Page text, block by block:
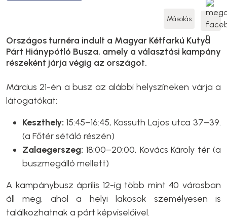
Másolás
Országos turnéra indult a Magyar Kétfarkú Kutya
Párt Hiánypótló Busza, amely a választási kampány
részeként járja végig az országot.
Március 21-én a busz az alábbi helyszíneken várja a
látogatókat:
Keszthely: 15:45–16:45, Kossuth Lajos utca 37–39.
(a Főtér sétáló részén)
Zalaegerszeg: 18:00–20:00, Kovács Károly tér (a
buszmegálló mellett)
A kampánybusz április 12-ig több mint 40 városban
áll meg, ahol a helyi lakosok személyesen is
találkozhatnak a párt képviselőivel.